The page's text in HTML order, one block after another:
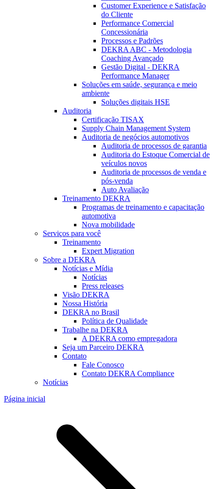
Customer Experience e Satisfação
do Cliente
Performance Comercial
Concessionária
Processos e Padrões
DEKRA ABC - Metodologia
Coaching Avançado
Gestão Digital - DEKRA
Performance Manager
Soluções em saúde, segurança e meio
ambiente
Soluções digitais HSE
Auditoria
Certificação TISAX
Supply Chain Management System
Auditoria de negócios automotivos
Auditoria de processos de garantia
Auditoria do Estoque Comercial de
veículos novos
Auditoria de processos de venda e
pós-venda
Auto Avaliação
Treinamento DEKRA
Programas de treinamento e capacitação
automotiva
Nova mobilidade
Serviços para você
Treinamento
Expert Migration
Sobre a DEKRA
Notícias e Mídia
Notícias
Press releases
Visão DEKRA
Nossa História
DEKRA no Brasil
Política de Qualidade
Trabalhe na DEKRA
A DEKRA como empregadora
Seja um Parceiro DEKRA
Contato
Fale Conosco
Contato DEKRA Compliance
Notícias
Página inicial